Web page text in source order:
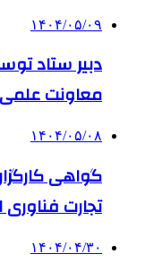
۱۴۰۴/۰۵/۰۹
دبیر ستاد
معاونت
۱۴۰۴/۰۵/۰۸
گواهی
تجارت
۱۴۰۴/۰۴/۳۰